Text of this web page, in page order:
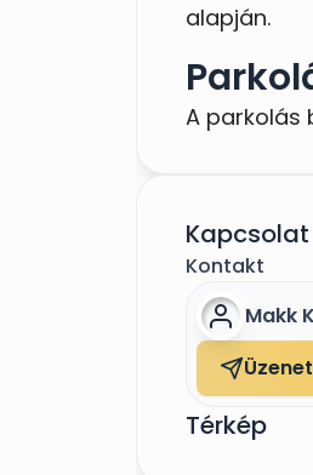
alapján.
A parkolás
Kapcsolat
Kontakt
Makk
Térkép